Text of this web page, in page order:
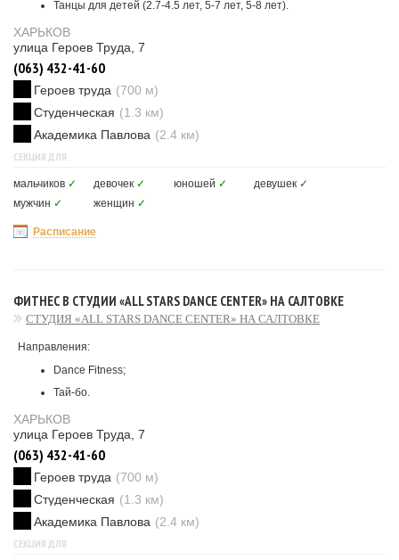
Танцы для детей (2.7-4.5 лет, 5-7 лет, 5-8 лет).
ХАРЬКОВ
улица Героев Труда, 7
(063) 432-41-60
Героев труда (700 м)
Студенческая (1.3 км)
Академика Павлова (2.4 км)
СЕКЦИЯ ДЛЯ
мальчиков ✓ девочек ✓ юношей ✓ девушек ✓
мужчин ✓ женщин ✓
Расписание
ФИТНЕС В СТУДИИ «ALL STARS DANCE CENTER» НА САЛТОВКЕ
CТУДИЯ «ALL STARS DANCE CENTER» НА САЛТОВКЕ
Направления:
Dance Fitness;
Тай-бо.
ХАРЬКОВ
улица Героев Труда, 7
(063) 432-41-60
Героев труда (700 м)
Студенческая (1.3 км)
Академика Павлова (2.4 км)
СЕКЦИЯ ДЛЯ